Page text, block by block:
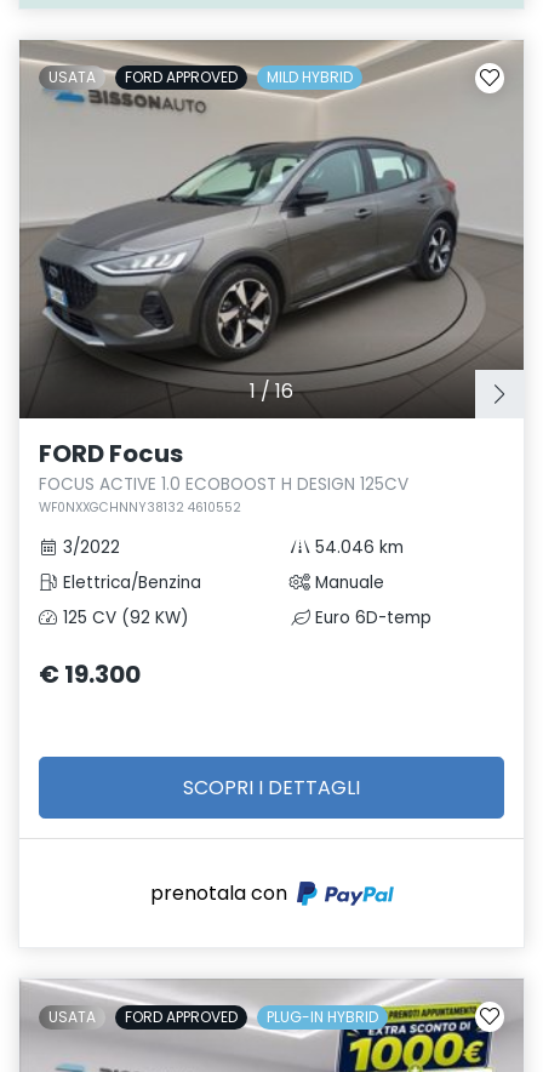
1/16
USATA FORD APPROVED MILD HYBRID
FORD Focus
FOCUS ACTIVE 1.0 ECOBOOST H DESIGN 125CV
WF0NXXGCHNNY38132 4610552
3/2022
54.046 km
Elettrica/Benzina
Manuale
125 CV (92 KW)
Euro 6D-temp
€ 19.300
SCOPRI I DETTAGLI
prenotala con
USATA FORD APPROVED PLUG-IN HYBRID